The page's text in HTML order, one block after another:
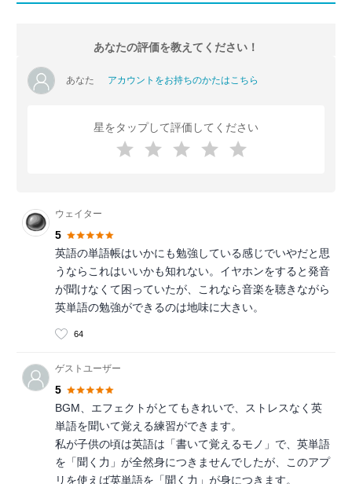
あなたの評価を教えてください！
あなた アカウントをお持ちのかたはこちら
星をタップして評価してください
ウェイター
5
英語の単語帳はいかにも勉強している感じでいやだと思
うならこれはいいかも知れない。イヤホンをすると発音
が聞けなくて困っていたが、これなら音楽を聴きながら
英単語の勉強ができるのは地味に大きい。
64
ゲストユーザー
5
BGM、エフェクトがとてもきれいで、ストレスなく英
単語を聞いて覚える練習ができます。
私が子供の頃は英語は「書いて覚えるモノ」で、英単語
を「聞く力」が全然身につきませんでしたが、このアプ
リを使えば英単語を「聞く力」が身につきます。